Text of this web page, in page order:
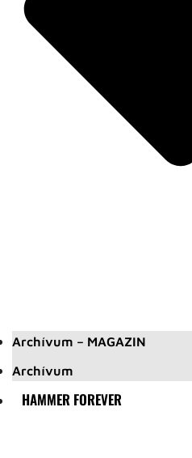
Archívum – MAGAZIN
Archívum
HAMMER FOREVER